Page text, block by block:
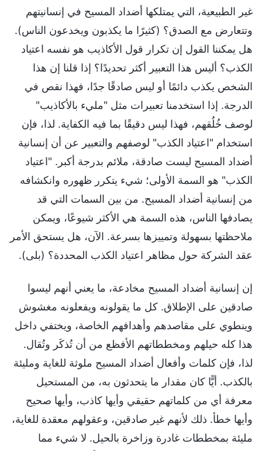
غير الطبيعية، التي يمتلكها أضداد المسيح في إنسانيتهم
وتتعارض مع الصدق؟ (كثيرًا ما يكذبون ويخدعون الناس).
هل يمكننا القول إن تكرار قول الأكاذيب هو نفسه اعتياد
الكذب؟ أليس هذا التعبير أكثر تحديدًا؟ إذا قلنا إن هذا
الشخص يكذب دائمًا أو ليس صادقًا جدًا، فهذا نقص في
الدرجة. إذا استخدمنا تعبيرات مثل "مليء بالأكاذيب"
لوصف خُلُقهم، فهذا ليس دقيقًا بما فيه الكفاية. لذا، فإن
استخدام "اعتياد الكذب" لوصفهم والتعبير عن أن إنسانية
أضداد المسيح ليست صادقة، ملائم بدرجة أكبر. "اعتياد
الكذب" هو السمة الأولى؛ شيء يتكرر ظهوره وانكشافه
من إنسانية أضداد المسيح. من بين السمات التي قد
يصادفها الناس، هذه السمة هي الأكثر شيوعًا، ويمكن
ملاحظتها بسهولة وتمييزها بسرعة. الآن، هل يستحق الأمر
عقد الشركة حول مظاهر اعتياد الكذب المحددة؟ (بلى).
إن إنسانية أضداد المسيح مخادعة، ما يعني أنهم ليسوا
صادقين على الإطلاق. كل ما يقولونه ويفعلونه مغشوش
وينطوي على مقاصدهم وأهدافهم الخاصة، ويختفي داخل
هذا كله حيلهم ومخططاتهم الأفظع من أن تُذكَر وتُقال.
لذا، فإن كلمات وأفعال أضداد المسيح ملوثة للغاية ومليئة
بالكذب. أيًّا كان مقدار ما يتحدثون به، من المستحيل
معرفة أي من كلماتهم حقيقي وأيها كاذب، وأيها صحيح
وأيها خطأ. ذلك لأنهم غير صادقين، وعقولهم معقدة للغاية،
مليئة بمخططات غادرة وزاخرة بالحيل. لا شيء مما